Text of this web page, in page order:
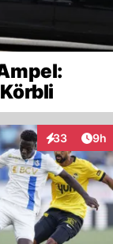
33
Interaktionen
9h